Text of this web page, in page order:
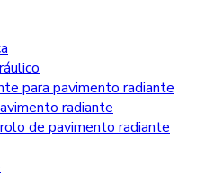
para pavimento radiante
radiante
de pavimento radiante